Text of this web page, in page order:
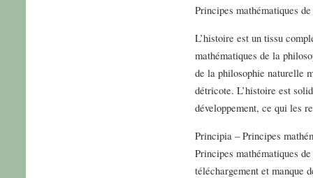
Principes mathématiques
L’histoire est un tissu
mathématiques de la
de la philosophie naturelle
détricote. L’histoire est
développement, ce qui les
Principia – Principes
Principes mathématiques
téléchargement et manque